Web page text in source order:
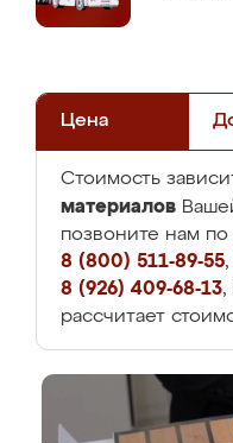
Цена
Стоимость
материалов
позвоните нам
8 (800) 511-89-55,
8 (926) 409-68-13,
рассчитает